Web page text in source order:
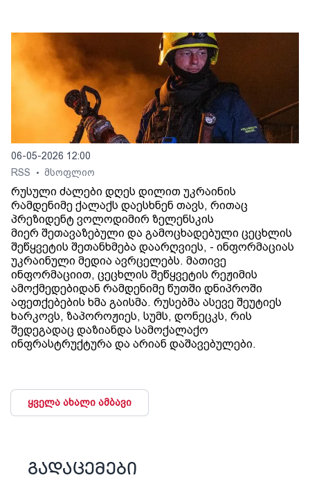
06-05-2026 12:00
RSS
• მსოფლიო
რუსული ძალები დღეს დილით უკრაინის
რამდენიმე ქალაქს დაესხნენ თავს, რითაც
პრეზიდენტ ვოლოდიმირ ზელენსკის
მიერ შეთავაზებული და გამოცხადებული ცეცხლის
შეწყვეტის შეთანხმება დაარღვიეს, - ინფორმაციას
უკრაინული მედია ავრცელებს. მათივე
ინფორმაციით, ცეცხლის შეწყვეტის რეჟიმის
ამოქმედებიდან რამდენიმე წუთში დნიპროში
აფეთქებების ხმა გაისმა. რუსებმა ასევე შეუტიეს
ხარკოვს, ზაპოროჟიეს, სუმს, დონეცკს, რის
შედეგადაც დაზიანდა სამოქალაქო
ინფრასტრუქტურა და არიან დაშავებულები.
ყველა ახალი ამბავი
გადაცემები